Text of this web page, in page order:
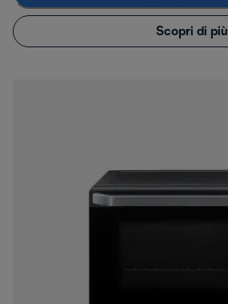
Scopri di più